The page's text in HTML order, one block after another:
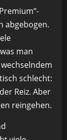
abgebogen.
man
schlecht:
Reiz. Aber
reingehen.